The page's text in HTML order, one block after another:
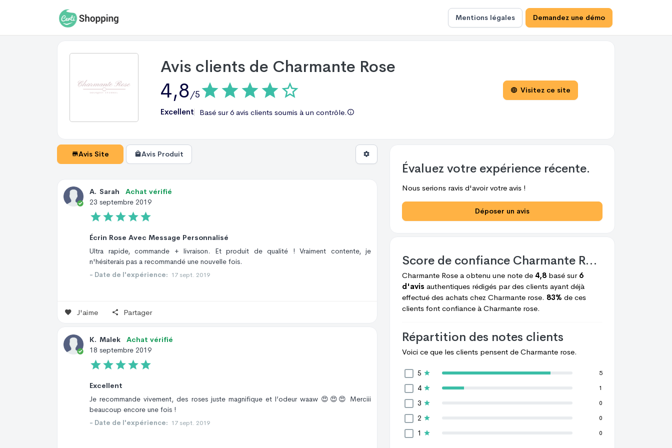
Mentions légales Demandez une démo
Avis clients de Charmante Rose
4,8/5
Excellent Basé sur6 avis clients soumis à un contrôle.
Visitez ce site
Avis Site Avis Produit
A. Sarah
Achat vérifié
23 septembre 2019
Écrin Rose Avec Message Personnalisé
Ultra rapide, commande + livraison. Et produit de qualité ! Vraiment contente, je
n'hésiterais pas a recommandé une nouvelle fois.
- Date de l'expérience: 17 sept. 2019
J'aime Partager
K. Malek
Achat vérifié
18 septembre 2019
Excellent
Je recommande vivement, des roses juste magnifique et l’odeur waaw 😍😍😍 Merciii
beaucoup encore une fois !
- Date de l'expérience: 17 sept. 2019
Évaluez votre expérience récente.
Nous serions ravis d'avoir votre avis !
Déposer un avis
Score de confiance Charmante Rose
Charmante Rose a obtenu une note de 4,8 basé sur 6
d'avis authentiques rédigés par des clients ayant déjà
effectué des achats chez Charmante rose. 83% de ces
clients font confiance à Charmante rose.
Répartition des notes clients
Voici ce que les clients pensent de Charmante rose.
5 5
4 1
3 0
2 0
1 0